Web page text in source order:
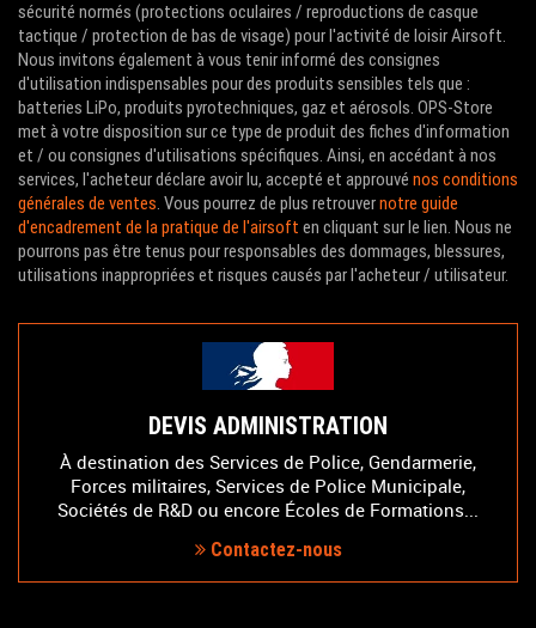
sécurité normés (protections oculaires / reproductions de casque
tactique / protection de bas de visage) pour l'activité de loisir Airsoft.
Nous invitons également à vous tenir informé des consignes
d'utilisation indispensables pour des produits sensibles tels que :
batteries LiPo, produits pyrotechniques, gaz et aérosols. OPS-Store
met à votre disposition sur ce type de produit des fiches d'information
et / ou consignes d'utilisations spécifiques. Ainsi, en accédant à nos
services, l'acheteur déclare avoir lu, accepté et approuvé nos conditions
générales de ventes. Vous pourrez de plus retrouvernotre guide
d'encadrement de la pratique de l'airsoft en cliquant sur le lien. Nous ne
pourrons pas être tenus pour responsables des dommages, blessures,
utilisations inappropriées et risques causés par l'acheteur / utilisateur.
DEVIS ADMINISTRATION
À destination des Services de Police, Gendarmerie,
Forces militaires, Services de Police Municipale,
Sociétés de R&D ou encore Écoles de Formations...
Contactez-nous